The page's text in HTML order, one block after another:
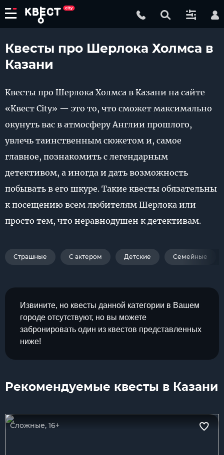
Квесты про Шерлока Холмса в
Казани
Квесты про Шерлока Холмса в Казани на сайте
«Квест City» — это то, что сможет максимально
окунуть вас в атмосферу Англии прошлого,
увлечь таинственным сюжетом и, самое
главное, познакомить с легендарным
детективом, а иногда и дать возможность
побывать в его шкуре. Такие квесты обязательны
к посещению всем любителям Шерлока или
просто тем, что неравнодушен к детективам.
Страшные С актером Детские Семейные
Извините, но квесты данной категории в Вашем
городе отсутствуют, но вы можете
забронировать один из квестов представленных
ниже!
Рекомендуемые квесты в Казани
Сложные, 16+